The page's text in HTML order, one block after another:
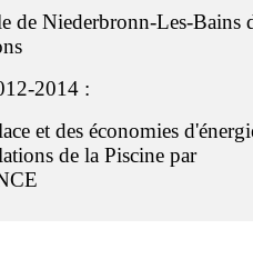
de Niederbronn-Les-Bains
2014 :
et des économies
de la Piscine par